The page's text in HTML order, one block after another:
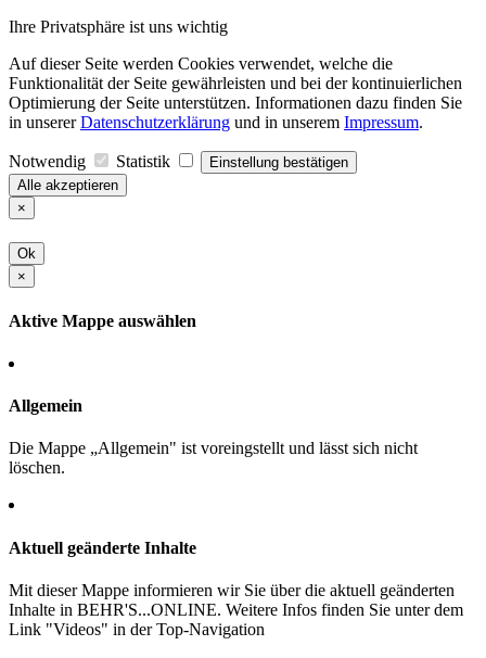
Ihre Privatsphäre ist uns wichtig
Auf dieser Seite werden Cookies verwendet, welche die
Funktionalität der Seite gewährleisten und bei der kontinuierlichen
Optimierung der Seite unterstützen. Informationen dazu finden Sie
in unsererDatenschutzerklärung und in unserem Impressum.
Notwendig Statistik
Einstellung bestätigen
Alle akzeptieren
×
Ok
×
Aktive Mappe auswählen
Allgemein
Die Mappe „Allgemein" ist voreingstellt und lässt sich nicht
löschen.
Aktuell geänderte Inhalte
Mit dieser Mappe informieren wir Sie über die aktuell geänderten
Inhalte in BEHR'S...ONLINE. Weitere Infos finden Sie unter dem
Link "Videos" in der Top-Navigation